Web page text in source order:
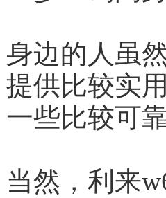
身边的人虽然
提供比较实用
一些比较可
当然，利来